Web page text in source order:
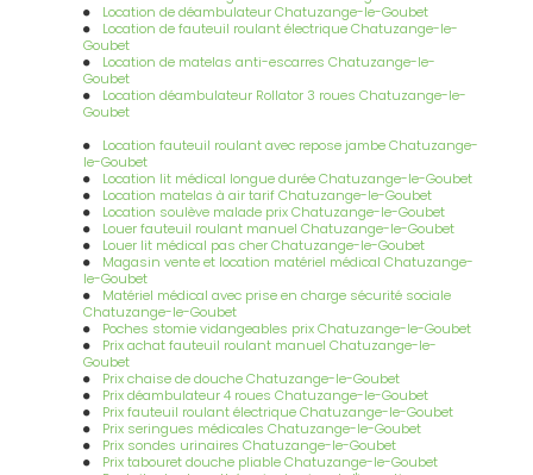
échantillons gratuits, vente de couche adulte, adolescent, enfant
livraison à domicile à Bésayes|Lit médicalisé Bourg-de-Péage
livraison à domicile
gratuits, vente de couche adulte, adolescent, enfant livraison à
domicile à Romans sur Isère
échantillons gratuits, vente de couche adulte, adolescent, enfant
livraison à domicile à Valence
Vente et location d'un lit médicalisé à Valence avec installation à
domicile|vente et location d'un lit médicalisé à Romans sur
Isère avec installation à domicile|Location appareil de
pressothérapie drainage veineux et lymphatique thérapeutique à
domicile à Romans sur Isère|Louer ou acheter un lit médicalisé
Livraison le jour même ou le lendemain à Bésayes | Entreprise
spécialisée dans la location de lit médicalisé avec livraison et
installation à domicile à Bourg-de-Péage|Location d'un fauteuil
roulant avec repose jambe à Bourg de péage avec livraison à
domicile|Sortie d'hospitalisation personnes âgées avec retour à
la maison à Romans sur Isère
fauteuil roulant manuel ou électrique à Bourg de Péage
Location de déambulateur Chatuzange-le-Goubet
Location de fauteuil roulant électrique Chatuzange-le-
Goubet
Location de matelas anti-escarres Chatuzange-le-
Goubet
Location déambulateur Rollator 3 roues Chatuzange-le-
Goubet
Location fauteuil roulant avec repose jambe Chatuzange-
le-Goubet
Location lit médical longue durée Chatuzange-le-Goubet
Location matelas à air tarif Chatuzange-le-Goubet
Location soulève malade prix Chatuzange-le-Goubet
Louer fauteuil roulant manuel Chatuzange-le-Goubet
Louer lit médical pas cher Chatuzange-le-Goubet
Magasin vente et location matériel médical Chatuzange-
le-Goubet
Matériel médical avec prise en charge sécurité sociale
Chatuzange-le-Goubet
Poches stomie vidangeables prix Chatuzange-le-Goubet
Prix achat fauteuil roulant manuel Chatuzange-le-
Goubet
Prix chaise de douche Chatuzange-le-Goubet
Prix déambulateur 4 roues Chatuzange-le-Goubet
Prix fauteuil roulant électrique Chatuzange-le-Goubet
Prix seringues médicales Chatuzange-le-Goubet
Prix sondes urinaires Chatuzange-le-Goubet
Prix tabouret douche pliable Chatuzange-le-Goubet